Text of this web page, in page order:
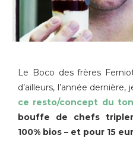
Le Boco des frères
d’ailleurs, l’année dernière,
ce resto/concept du
bouffe de chefs
100% bios – et pour 15